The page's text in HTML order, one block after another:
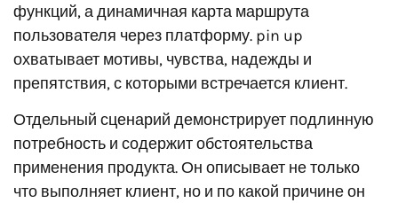
функций, а динамичная карта маршрута
пользователя через платформу. pin up
охватывает мотивы, чувства, надежды и
препятствия, с которыми встречается клиент.
Отдельный сценарий демонстрирует подлинную
потребность и содержит обстоятельства
применения продукта. Он описывает не только
что выполняет клиент, но и по какой причине он